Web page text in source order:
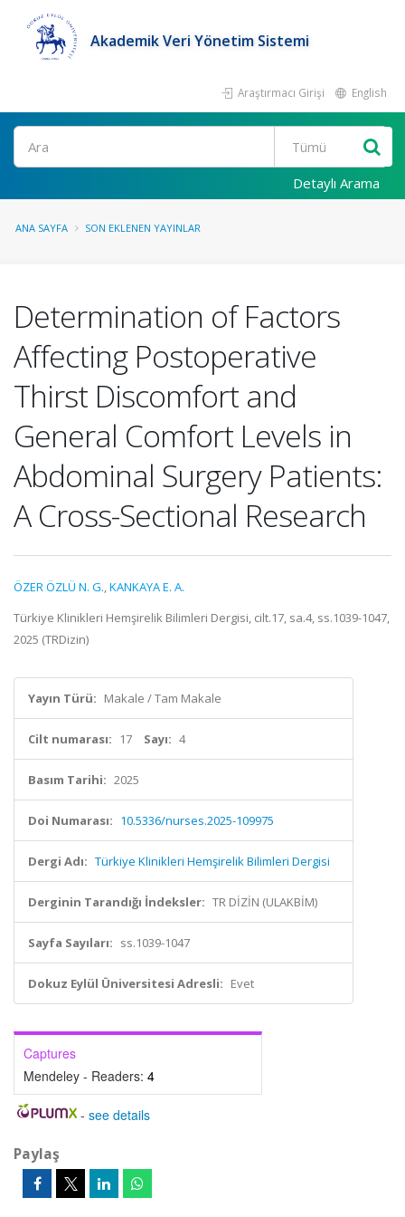
Akademik Veri Yönetim Sistemi
Araştırmacı Girişi English
Ara
Detaylı Arama
ANA SAYFA SON EKLENEN YAYINLAR
Determination of Factors
Affecting Postoperative
Thirst Discomfort and
General Comfort Levels in
Abdominal Surgery Patients:
A Cross-Sectional Research
ÖZER ÖZLÜ N. G.,KANKAYA E. A.
Türkiye Klinikleri Hemşirelik Bilimleri Dergisi, cilt.17, sa.4, ss.1039-1047,
2025 (TRDizin)
Yayın Türü: Makale / Tam Makale
Cilt numarası: 17 Sayı: 4
Basım Tarihi: 2025
Doi Numarası: 10.5336/nurses.2025-109975
Dergi Adı: Türkiye Klinikleri Hemşirelik Bilimleri Dergisi
Derginin Tarandığı İndeksler: TR DİZİN (ULAKBİM)
Sayfa Sayıları: ss.1039-1047
Dokuz Eylül Üniversitesi Adresli: Evet
Captures
Mendeley - Readers: 4
- see details
Paylaş